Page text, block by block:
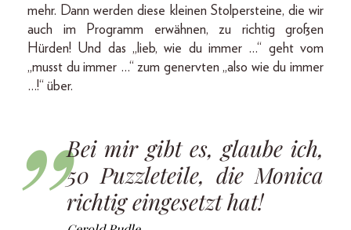
mehr. Dann werden diese kleinen Stolpersteine, die wir
auch im Programm erwähnen, zu richtig großen
Hürden! Und das „lieb, wie du immer …“ geht vom
„musst du immer …“ zum genervten „also wie du immer
…!“ über.
Bei mir gibt es, glaube ich,
50 Puzzleteile, die Monica
richtig eingesetzt hat!